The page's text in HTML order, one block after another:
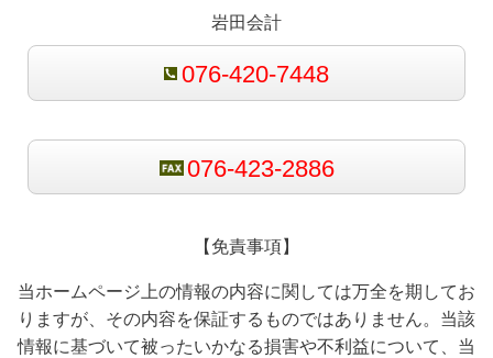
岩田会計
076-420-7448
076-423-2886
【免責事項】
当ホームページ上の情報の内容に関しては万全を期してお
りますが、その内容を保証するものではありません。当該
情報に基づいて被ったいかなる損害や不利益について、当